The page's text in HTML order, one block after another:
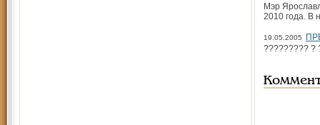
Мэр
2010 года. В
19.05.2005
????????? ?